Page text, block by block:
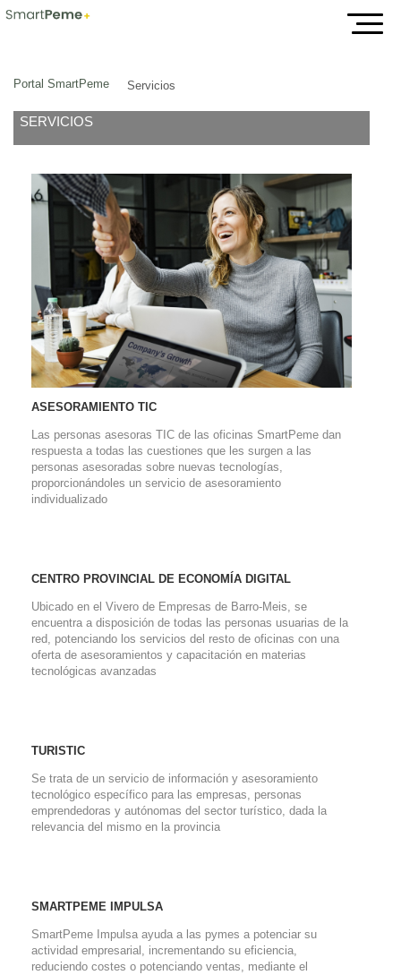
Servicios
Portal SmartPeme Servicios
SERVICIOS
ASESORAMIENTO TIC
Las personas asesoras TIC de las oficinas SmartPeme dan
respuesta a todas las cuestiones que les surgen a las
personas asesoradas sobre nuevas tecnologías,
proporcionándoles un servicio de asesoramiento
individualizado
CENTRO PROVINCIAL DE ECONOMÍA DIGITAL
Ubicado en el Vivero de Empresas de Barro-Meis, se
encuentra a disposición de todas las personas usuarias de la
red, potenciando los servicios del resto de oficinas con una
oferta de asesoramientos y capacitación en materias
tecnológicas avanzadas
TURISTIC
Se trata de un servicio de información y asesoramiento
tecnológico específico para las empresas, personas
emprendedoras y autónomas del sector turístico, dada la
relevancia del mismo en la provincia
SMARTPEME IMPULSA
SmartPeme Impulsa ayuda a las pymes a potenciar su
actividad empresarial, incrementando su eficiencia,
reduciendo costes o potenciando ventas, mediante el